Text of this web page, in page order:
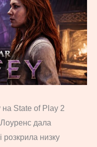
на State of Play 2
дала
розкрила низку